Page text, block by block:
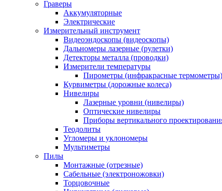
Граверы
Аккумуляторные
Электрические
Измерительный инструмент
Видеоэндоскопы (видеоскопы)
Дальномеры лазерные (рулетки)
Детекторы металла (проводки)
Измерители температуры
Пирометры (инфракрасные термометры)
Курвиметры (дорожные колеса)
Нивелиры
Лазерные уровни (нивелиры)
Оптические нивелиры
Приборы вертикального
Теодолиты
Угломеры и уклономеры
Мультиметры
Пилы
Монтажные (отрезные)
Сабельные (электроножовки)
Торцовочные